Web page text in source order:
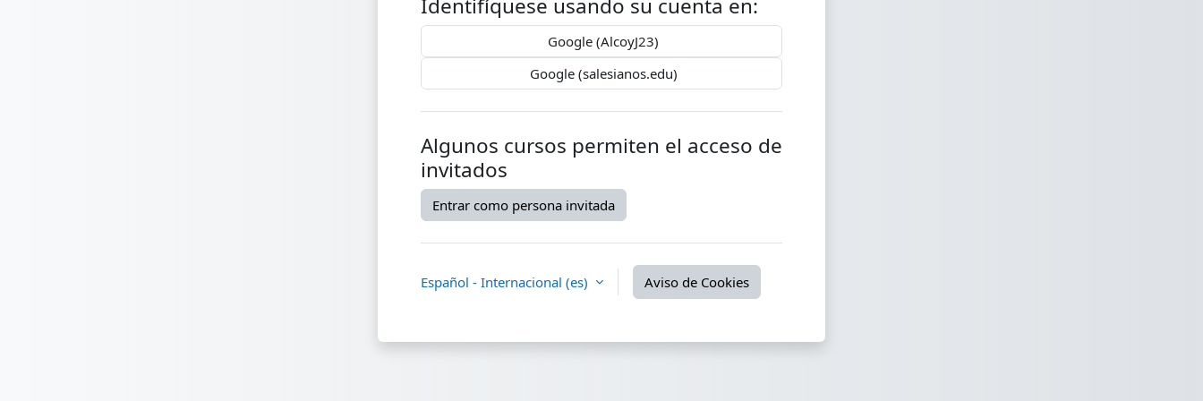
Google (AlcoyJ23)
Google (salesianos.edu)
Algunos cursos permiten el acceso de
invitados
Entrar como persona invitada
Español - Internacional ‎(es)‎ Aviso de Cookies